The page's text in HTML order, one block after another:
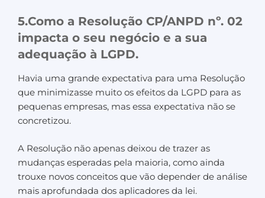
5.Como a Resolução CP/ANPD nº. 02
impacta o seu negócio e a sua
adequação à LGPD.
Havia uma grande expectativa para uma Resolução
que minimizasse muito os efeitos da LGPD para as
pequenas empresas, mas essa expectativa não se
concretizou.
A Resolução não apenas deixou de trazer as
mudanças esperadas pela maioria, como ainda
trouxe novos conceitos que vão depender de análise
mais aprofundada dos aplicadores da lei.